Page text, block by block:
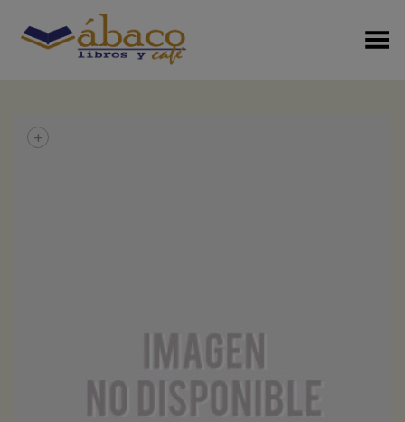
Menú Alterno
+